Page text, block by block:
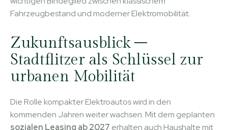
Fahrzeugbestand und moderner Elektromobilität.
Zukunftsausblick –
Stadtflitzer als Schlüssel zur
urbanen Mobilität
Die Rolle kompakter Elektroautos wird in den
kommenden Jahren weiter wachsen. Mit dem geplanten
sozialen Leasing ab 2027 erhalten auch Haushalte mit